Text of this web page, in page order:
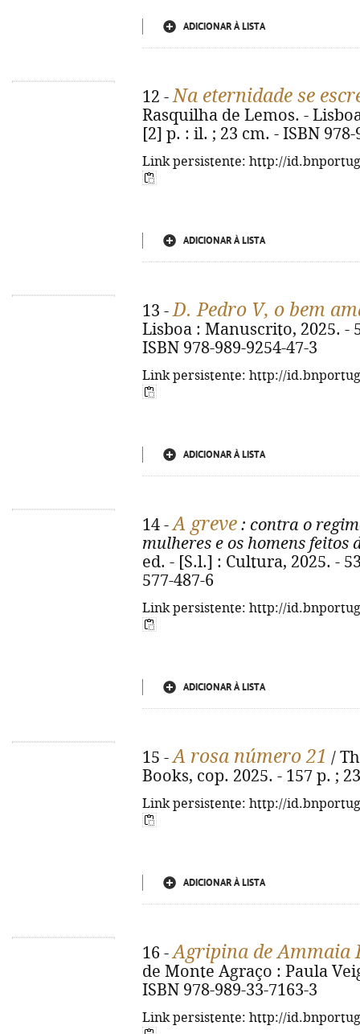
ADICIONAR À LISTA
12 -Na eternidade se
Rasquilha de Lemos. -
[2] p. : il. ; 23 cm. - ISBN 978-
Link persistente: http://
ADICIONAR À LISTA
13 -D. Pedro V, o bem
Lisboa : Manuscrito, 2025. -
ISBN 978-989-9254-47-3
Link persistente: http://
ADICIONAR À LISTA
14 -A greve : contra o
mulheres e os homens feitos
ed. - [S.l.] : Cultura, 2025. -
577-487-6
Link persistente: http://
ADICIONAR À LISTA
15 -A rosa número 21 /
Books, cop. 2025. - 157 p. ;
Link persistente: http://
ADICIONAR À LISTA
16 -Agripina de Ammaia
de Monte Agraço : Paula
ISBN 978-989-33-7163-3
Link persistente: http://